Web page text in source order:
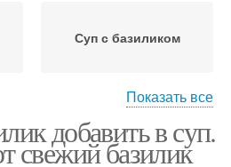
Суп с базиликом
Десерты с базиликом
Показать все
добавить в суп.
свежий базилик